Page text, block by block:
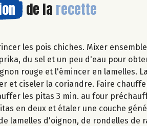
de la recette
les pois chiches. Mixer
du sel et un peu d'eau pour
rouge et l'émincer en lamelles.
et ciseler la coriandre. Faire
les pitas 3 min. au four
en deux et étaler une couche
lamelles d'oignon, de rondelles de